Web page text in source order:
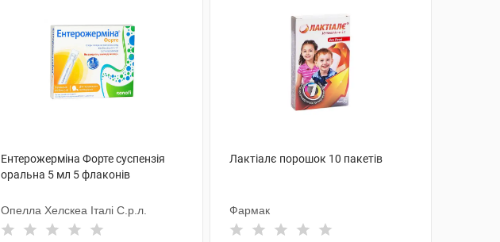
Ентерожерміна Форте суспензія
оральна 5 мл 5 флаконів
Опелла Хелскеа Італі С.р.л.
Лактіалє порошок 10 пакетів
Фармак